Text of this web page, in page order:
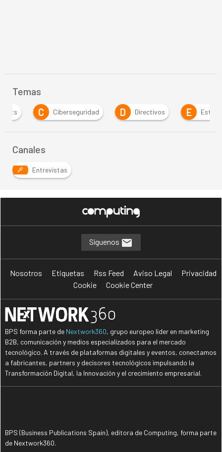
Temas
C
Ciberseguridad D Directivos E Estrategia
Canales
Entrevistas
Síguenos
Nosotros Etiquetas Rss Feed Aviso Legal
Privacidad
Cookie
Cookie Center
BPS forma parte de Nextwork360, grupo europeo líder en marketing
B2B, comunicación y medios especializados para el mercado
tecnológico. A través de plataformas digitales y eventos, conectamos
a fabricantes, partners y decisores tecnológicos impulsando la
Transformación Digital, la Innovación y el crecimiento empresarial.
BPS (Business Publications Spain), editora de Computing, forma parte
de Nextwork360.